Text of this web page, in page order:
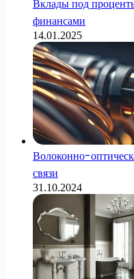
Вклады под
финансами
14.01.2025
Волоконно-
связи
31.10.2024